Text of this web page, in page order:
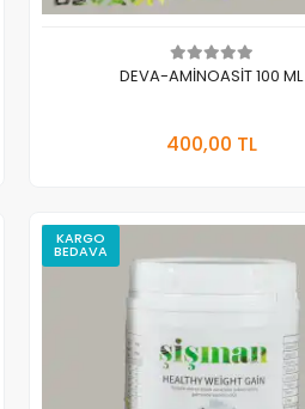
DEVA-AMİNOASİT 100 ML
400,00 TL
KARGO
BEDAVA